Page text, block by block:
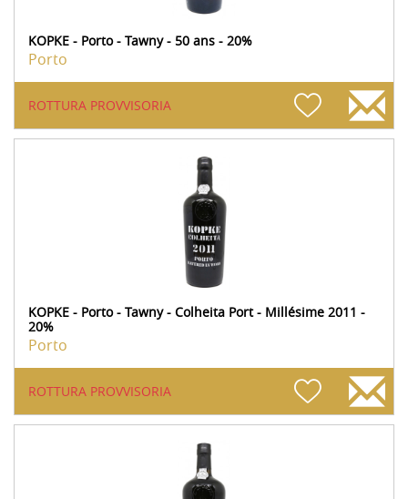
KOPKE - Porto - Tawny - 50 ans - 20%
Porto
ROTTURA PROVVISORIA
KOPKE - Porto - Tawny - Colheita Port - Millésime 2011 -
20%
Porto
ROTTURA PROVVISORIA